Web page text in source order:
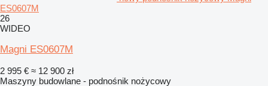
ES0607M
26
WIDEO
Magni ES0607M
2 995 € ≈ 12 900 zł
Maszyny budowlane - podnośnik nożycowy